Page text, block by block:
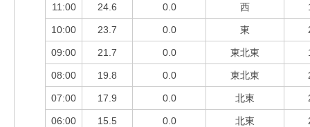
11:00 24.6 0.0 西
10:00 23.7 0.0 東
09:00 21.7 0.0 東北東
08:00 19.8 0.0 東北東
07:00 17.9 0.0 北東
06:00 15.5 0.0 北東